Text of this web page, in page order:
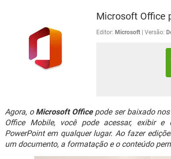
Microsoft Office
Editor: Microsoft Versão:
Agora, o Microsoft Officepode ser baixado
Office Mobile, você pode acessar, exibir
PowerPoint em qualquer lugar. Ao fazer
um documento, a formatação e o conteúdo